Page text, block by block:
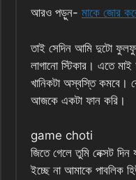
আরও পড়ুন- মাকে জোর
তাই সেদিন আমি দুটো
লাগানো স্টিকার। এতে
খানিকটা অস্বস্তি
আজকে একটা ফান করি।
game choti
জিতে গেলে তুমি নেক্সট
ইচ্ছে না আমাকে পাবলিক